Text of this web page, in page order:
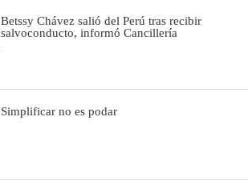
Betssy Chávez salió del Perú tras recibir
salvoconducto, informó Cancillería
Simplificar no es podar